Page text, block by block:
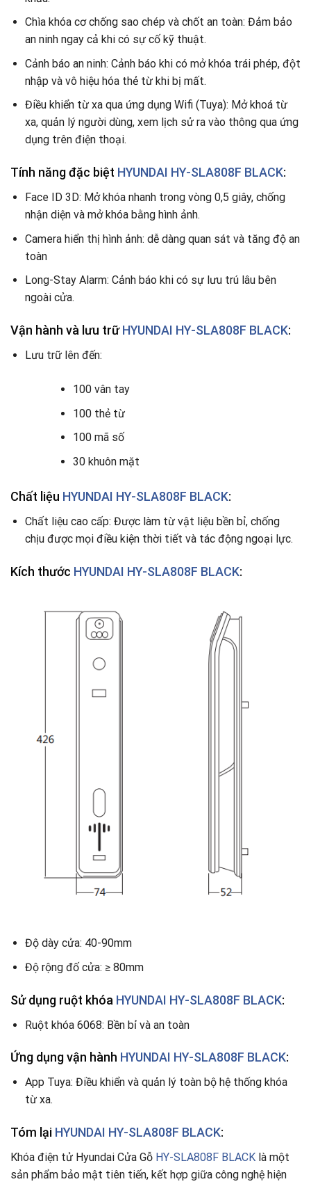
Chìa khóa cơ chống sao chép và chốt an toàn: Đảm bảo
an ninh ngay cả khi có sự cố kỹ thuật.
Cảnh báo an ninh: Cảnh báo khi có mở khóa trái phép, đột
nhập và vô hiệu hóa thẻ từ khi bị mất.
Điều khiển từ xa qua ứng dụng Wifi (Tuya): Mở khoá từ
xa, quản lý người dùng, xem lịch sử ra vào thông qua ứng
dụng trên điện thoại.
Tính năng đặc biệt HYUNDAI HY-SLA808F BLACK:
Face ID 3D: Mở khóa nhanh trong vòng 0,5 giây, chống
nhận diện và mở khóa bằng hình ảnh.
Camera hiển thị hình ảnh: dễ dàng quan sát và tăng độ an
toàn
Long-Stay Alarm: Cảnh báo khi có sự lưu trú lâu bên
ngoài cửa.
Vận hành và lưu trữHYUNDAI HY-SLA808F BLACK:
Lưu trữ lên đến:
100 vân tay
100 thẻ từ
100 mã số
30 khuôn mặt
Chất liệu HYUNDAI HY-SLA808F BLACK:
Chất liệu cao cấp: Được làm từ vật liệu bền bỉ, chống
chịu được mọi điều kiện thời tiết và tác động ngoại lực.
Kích thước HYUNDAI HY-SLA808F BLACK:
Độ dày cửa: 40-90mm
Độ rộng đố cửa: ≥ 80mm
Sử dụng ruột khóa HYUNDAI HY-SLA808F BLACK:
Ruột khóa 6068: Bền bỉ và an toàn
Ứng dụng vận hành HYUNDAI HY-SLA808F BLACK:
App Tuya: Điều khiển và quản lý toàn bộ hệ thống khóa
từ xa.
Tóm lại HYUNDAI HY-SLA808F BLACK:
Khóa điện tử Hyundai Cửa Gỗ HY-SLA808F BLACK là một
sản phẩm bảo mật tiên tiến, kết hợp giữa công nghệ hiện